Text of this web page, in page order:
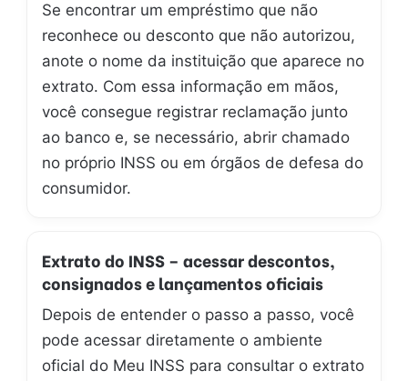
Se encontrar um empréstimo que não
reconhece ou desconto que não autorizou,
anote o nome da instituição que aparece no
extrato. Com essa informação em mãos,
você consegue registrar reclamação junto
ao banco e, se necessário, abrir chamado
no próprio INSS ou em órgãos de defesa do
consumidor.
Extrato do INSS – acessar descontos,
consignados e lançamentos oficiais
Depois de entender o passo a passo, você
pode acessar diretamente o ambiente
oficial do Meu INSS para consultar o extrato